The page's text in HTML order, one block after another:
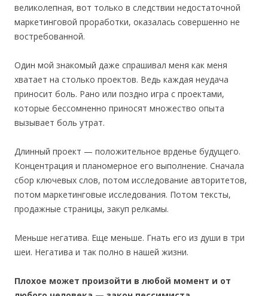
великолепная, вот только в следствии недостаточной
маркетинговой проработки, оказалась совершенно не
востребованной.
Один мой знакомый даже спрашивал меня как меня
хватает на столько проектов. Ведь каждая неудача
приносит боль. Рано или поздно игра с проектами,
которые бессомненно приносят множество опыта
вызывает боль утрат.
Длинный проект — положительное врденье будущего.
Концентрация и планомерное его выполнение. Сначала
сбор ключевых слов, потом исследование авторитетов,
потом маркетинговые исследования. Потом тексты,
продажные страницы, закуп релкамы.
Меньше негатива. Еще меньше. Гнать его из души в три
шеи. Негатива и так полно в нашей жизни.
Плохое может произойти в любой момент и от